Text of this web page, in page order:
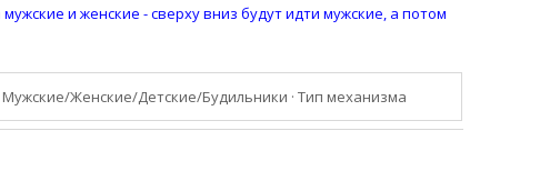
и женские - сверху вниз будут идти мужские, а потом
Мужские/Женские/Детские/Будильники ·Тип механизма